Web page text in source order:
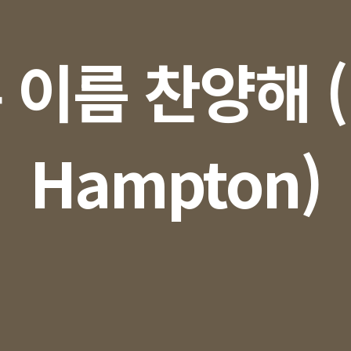
름 찬양해
Hampton)